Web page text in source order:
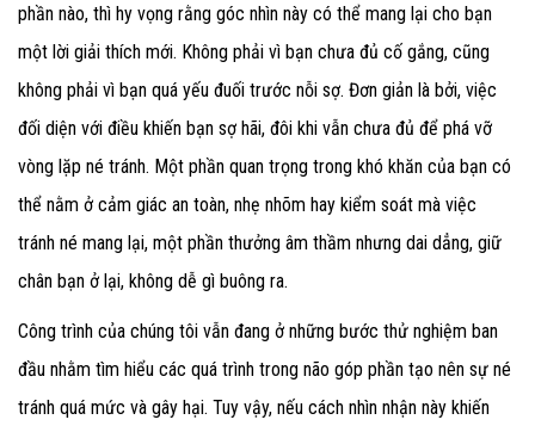
phần nào, thì hy vọng rằng góc nhìn này có thể mang lại cho bạn
một lời giải thích mới. Không phải vì bạn chưa đủ cố gắng, cũng
không phải vì bạn quá yếu đuối trước nỗi sợ. Đơn giản là bởi, việc
đối diện với điều khiến bạn sợ hãi, đôi khi vẫn chưa đủ để phá vỡ
vòng lặp né tránh. Một phần quan trọng trong khó khăn của bạn có
thể nằm ở cảm giác an toàn, nhẹ nhõm hay kiểm soát mà việc
tránh né mang lại, một phần thưởng âm thầm nhưng dai dẳng, giữ
chân bạn ở lại, không dễ gì buông ra.
Công trình của chúng tôi vẫn đang ở những bước thử nghiệm ban
đầu nhằm tìm hiểu các quá trình trong não góp phần tạo nên sự né
tránh quá mức và gây hại. Tuy vậy, nếu cách nhìn nhận này khiến